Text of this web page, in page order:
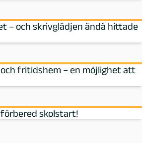
– och skrivglädjen ändå hittade
och fritidshem – en möjlighet att
skolstart!